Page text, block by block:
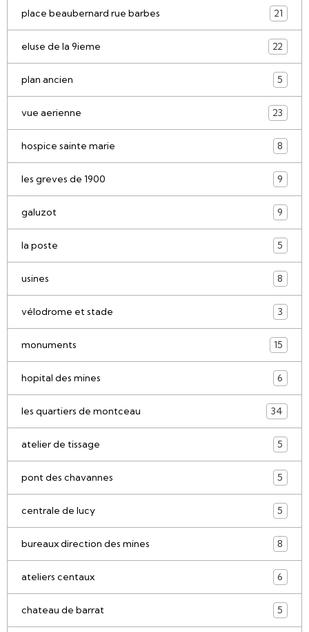
place beaubernard rue barbes 21
eluse de la 9ieme 22
plan ancien 5
vue aerienne 23
hospice sainte marie 8
les greves de 1900 9
galuzot 9
la poste 5
usines 8
vélodrome et stade 3
monuments 15
hopital des mines 6
les quartiers de montceau 34
atelier de tissage 5
pont des chavannes 5
centrale de lucy 5
bureaux direction des mines 8
ateliers centaux 6
chateau de barrat 5